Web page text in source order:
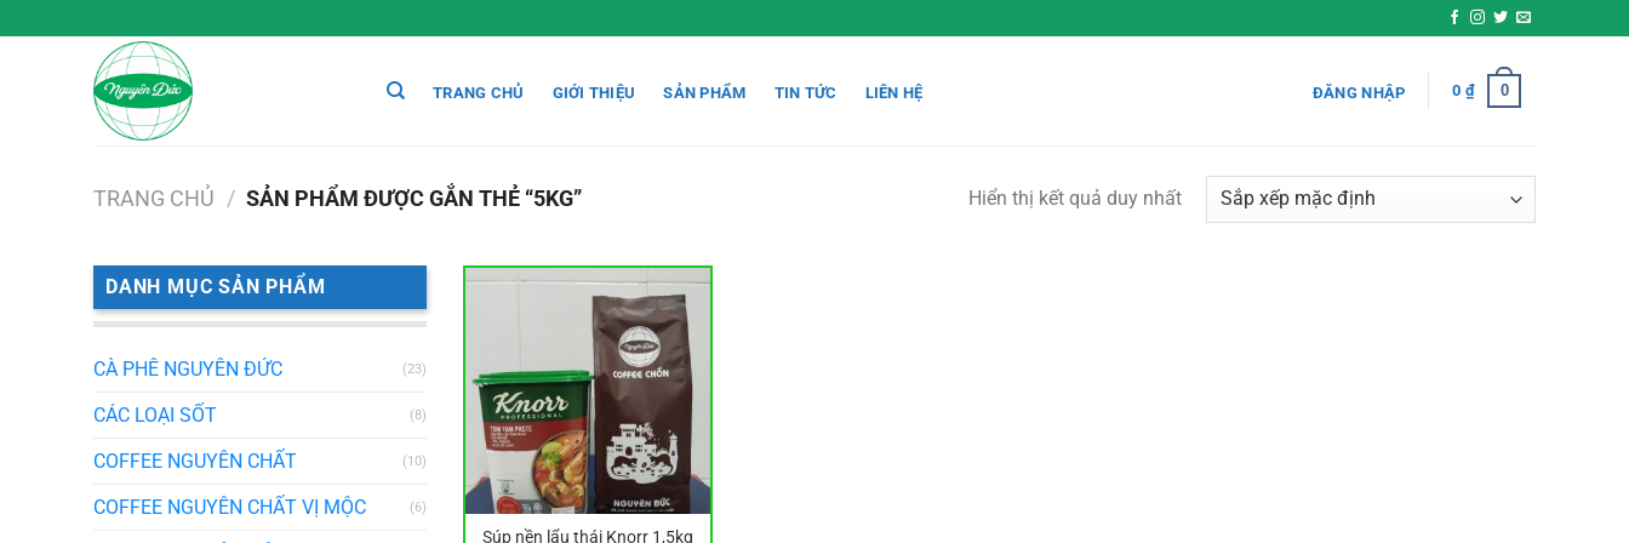
đến
TRANG CHỦ GIỚI THIỆU SẢN PHẨM TIN TỨC LIÊN HỆ ĐĂNG NHẬP 0 ₫ 0
TRANG CHỦ / SẢN PHẨM ĐƯỢC GẮN THẺ “5KG” Hiển thị kết quả duy nhất
DANH MỤC SẢN PHẨM
CÀ PHÊ NGUYÊN ĐỨC (23)
CÁC LOẠI SỐT (8)
COFFEE NGUYÊN CHẤT (10)
COFFEE NGUYÊN CHẤT VỊ MỘC (6)
Súp nền lẩu thái Knorr 1,5kg